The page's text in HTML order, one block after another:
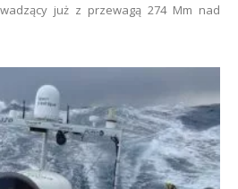
już z przewagą 274 Mm nad